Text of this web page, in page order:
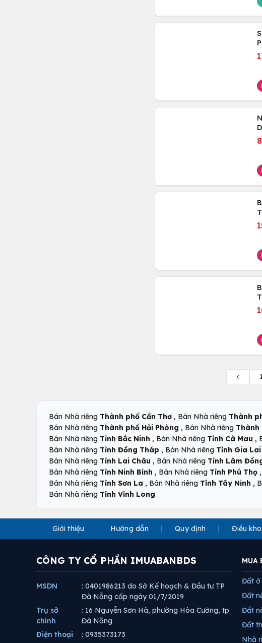
1
Bán Nhà riêng Thành phố Cần Thơ , Bán Nhà riêng Thành
Bán Nhà riêng Thành phố Hải Phòng , Bán Nhà riêng Thành
Bán Nhà riêng Tỉnh Bắc Ninh , Bán Nhà riêng Tỉnh Cà Mau ,
Bán Nhà riêng Tỉnh Đồng Tháp , Bán Nhà riêng Tỉnh Gia Lai
Bán Nhà riêng Tỉnh Lai Châu , Bán Nhà riêng Tỉnh Lâm
Bán Nhà riêng Tỉnh Ninh Bình , Bán Nhà riêng Tỉnh Phú Thọ ,
Bán Nhà riêng Tỉnh Sơn La , Bán Nhà riêng Tỉnh Tây Ninh ,
Bán Nhà riêng Tỉnh Vĩnh Long
Giới thiệu Hướng dẫn Quy định Điều
CÔNG TY CỔ PHẦN IMUABANBDS
MSDN
: 0401986213 do Sở Kế hoạch & Đầu tư TP
Đà Nẵng cấp ngày 01/7/2019
Trụ sở
chính
: 16 Nguyễn Sơn Hà, phường Hòa Cường, tp
Đà Nẵng
Điện thoại
: 0935373173
MUA
Đất ở
Đất
Đất
Đất
Nhà